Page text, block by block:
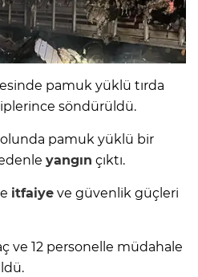
pamuk yüklü tırda
söndürüldü.
pamuk yüklü bir
yangın çıktı.
itfaiye ve güvenlik güçleri
ve 12 personelle müdahale